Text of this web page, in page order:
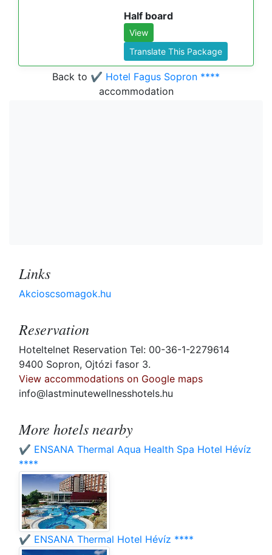
Half board
View
Translate This Package
Back to ✔️ Hotel Fagus Sopron ****
accommodation
Links
Akcioscsomagok.hu
Reservation
Hoteltelnet Reservation Tel: 00-36-1-2279614
9400 Sopron, Ojtózi fasor 3.
View accommodations on Google maps
info@lastminutewellnesshotels.hu
More hotels nearby
✔️ ENSANA Thermal Aqua Health Spa Hotel Hévíz
****
✔️ ENSANA Thermal Hotel Hévíz ****